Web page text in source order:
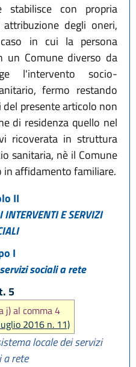
stabilisce con propria
degli oneri,
in cui la persona
un Comune diverso da
l'intervento socio-
fermo restando
presente articolo non
di residenza quello nel
ricoverata in struttura
sanitaria, nè il Comune
in affidamento familiare.
II
INTERVENTI E SERVIZI
I
sociali a rete
5
j) al comma 4
2016 n. 11)
locale dei servizi
a rete